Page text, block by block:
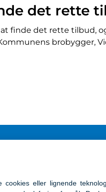
det rette
finde det rette tilbud,
brobygger,
Kontakt kommunen